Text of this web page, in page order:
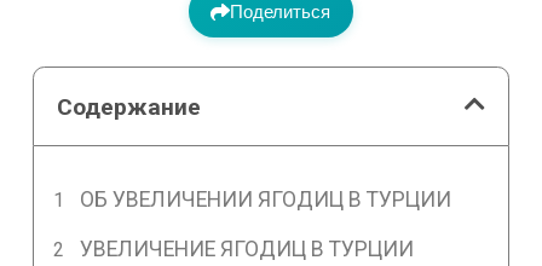
Поделиться
Содержание
ОБ УВЕЛИЧЕНИИ ЯГОДИЦ В ТУРЦИИ
УВЕЛИЧЕНИЕ ЯГОДИЦ В ТУРЦИИ